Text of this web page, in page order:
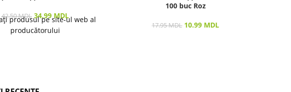
42.50MDL 34.99 MDL
produsul pe site-ul web al
producătorului
100 buc Roz
17.95MDL 10.99 MDL